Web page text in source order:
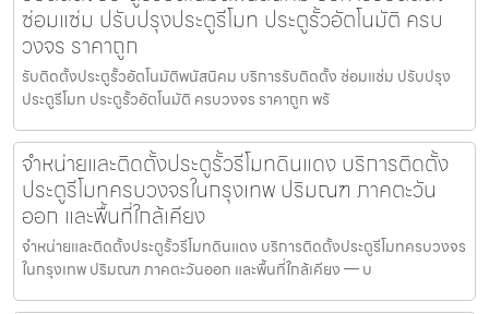
ซ่อมแซ่ม ปรับปรุงประตูรีโมท ประตูรั้วอัตโนมัติ ครบ
วงจร ราคาถูก
รับติดตั้งประตูรั้วอัตโนมัติพนัสนิคม บริการรับติดตั้ง ซ่อมแซ่ม ปรับปรุง
ประตูรีโมท ประตูรั้วอัตโนมัติ ครบวงจร ราคาถูก พร้
จำหน่ายและติดตั้งประตูรั้วรีโมทดินแดง บริการติดตั้ง
ประตูรีโมทครบวงจรในกรุงเทพ ปริมณฑ ภาคตะวัน
ออก และพื้นที่ใกล้เคียง
จำหน่ายและติดตั้งประตูรั้วรีโมทดินแดง บริการติดตั้งประตูรีโมทครบวงจร
ในกรุงเทพ ปริมณฑ ภาคตะวันออก และพื้นที่ใกล้เคียง — บ